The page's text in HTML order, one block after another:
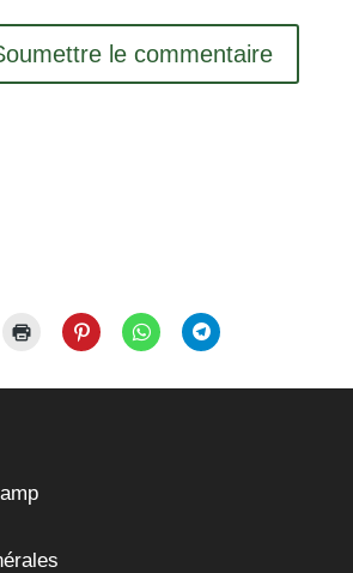
le commentaire